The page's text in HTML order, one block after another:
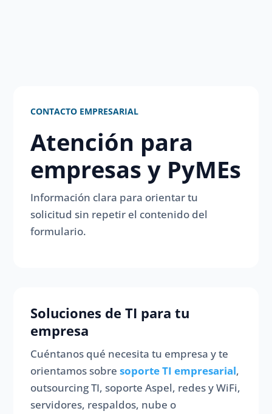
CONTACTO EMPRESARIAL
Atención para
empresas y PyMEs
Información clara para orientar tu
solicitud sin repetir el contenido del
formulario.
Soluciones de TI para tu
empresa
Cuéntanos qué necesita tu empresa y te
orientamos sobresoporte TI empresarial,
outsourcing TI, soporte Aspel, redes y WiFi,
servidores, respaldos, nube o